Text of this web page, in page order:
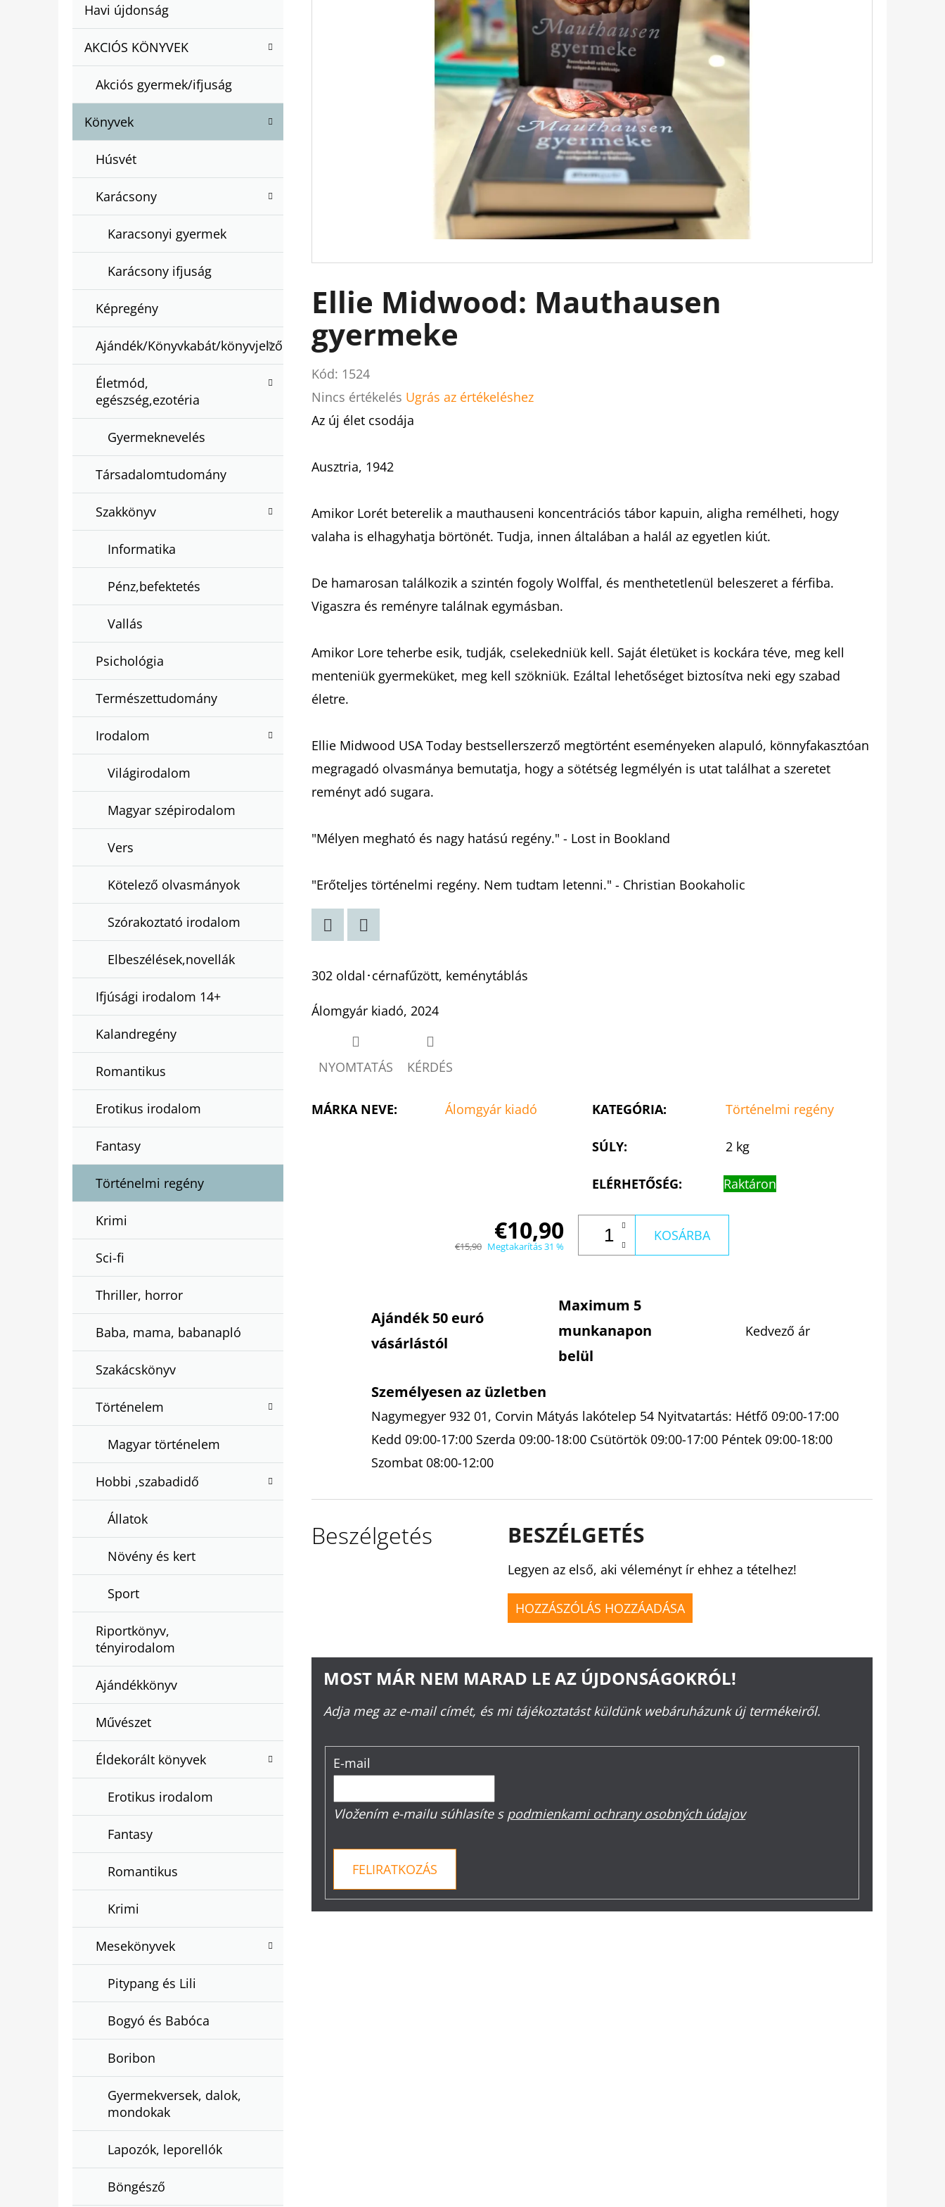
Nátugrása
T
G
R
Á
Havi újdonság
AKCIÓS KÖNYVEK
Akciós gyermek/ifjuság
Könyvek
Húsvét
Karácsony
Karacsonyi gyermek
Karácsony ifjuság
Képregény
Ajándék/Könyvkabát/könyvjelző
Életmód,
egészség,ezotéria
Gyermeknevelés
Társadalomtudomány
Szakkönyv
Informatika
Pénz,befektetés
Vallás
Psichológia
Természettudomány
Irodalom
Világirodalom
Magyar szépirodalom
Vers
Kötelező olvasmányok
Szórakoztató irodalom
Elbeszélések,novellák
Ifjúsági irodalom 14+
Kalandregény
Romantikus
Erotikus irodalom
Fantasy
Történelmi regény
Krimi
Sci-fi
Thriller, horror
Baba, mama, babanapló
Szakácskönyv
Történelem
Magyar történelem
Hobbi ,szabadidő
Állatok
Növény és kert
Sport
Riportkönyv,
tényirodalom
Ajándékkönyv
Művészet
Éldekorált könyvek
Erotikus irodalom
Fantasy
Romantikus
Krimi
Mesekönyvek
Pitypang és Lili
Bogyó és Babóca
Boribon
Gyermekversek, dalok,
mondokak
Lapozók, leporellók
Böngésző
Ellie Midwood: Mauthausen
gyermeke
Kód: 1524
A
termék
értékelése
ből
0,0
Nincs értékelés Ugrás az értékeléshez
Az új élet csodája
Ausztria, 1942
Amikor Lorét beterelik a mauthauseni koncentrációs tábor kapuin, aligha remélheti, hogy
valaha is elhagyhatja börtönét. Tudja, innen általában a halál az egyetlen kiút.
De hamarosan találkozik a szintén fogoly Wolffal, és menthetetlenül beleszeret a férfiba.
Vigaszra és reményre találnak egymásban.
Amikor Lore teherbe esik, tudják, cselekedniük kell. Saját életüket is kockára téve, meg kell
menteniük gyermeküket, meg kell szökniük. Ezáltal lehetőséget biztosítva neki egy szabad
életre.
Ellie Midwood USA Today bestsellerszerző megtörtént eseményeken alapuló, könnyfakasztóan
megragadó olvasmánya bemutatja, hogy a sötétség legmélyén is utat találhat a szeretet
reményt adó sugara.
"Mélyen megható és nagy hatású regény." - Lost in Bookland
"Erőteljes történelmi regény. Nem tudtam letenni." - Christian Bookaholic
302 oldal･cérnafűzött, keménytáblás
Álomgyár kiadó, 2024
NYOMTATÁS KÉRDÉS
MÁRKA NEVE: Álomgyár kiadó KATEGÓRIA: Történelmi regény
SÚLY: 2 kg
ELÉRHETŐSÉG: Raktáron
€10,90
€15,90 Megtakarítás 31 %
KOSÁRBA
Ajándék 50 euró
vásárlástól
Maximum 5
munkanapon
belül
Kedvező ár
Személyesen az üzletben
Nagymegyer 932 01, Corvin Mátyás lakótelep 54 Nyitvatartás: Hétfő 09:00-17:00
Kedd 09:00-17:00 Szerda 09:00-18:00 Csütörtök 09:00-17:00 Péntek 09:00-18:00
Szombat 08:00-12:00
Beszélgetés BESZÉLGETÉS
Legyen az első, aki véleményt ír ehhez a tételhez!
HOZZÁSZÓLÁS HOZZÁADÁSA
MOST MÁR NEM MARAD LE AZ ÚJDONSÁGOKRÓL!
Adja meg az e-mail címét, és mi tájékoztatást küldünk webáruházunk új termékeiről.
E-mail
Vložením e-mailu súhlasíte s podmienkami ochrany osobných údajov
FELIRATKOZÁS
BARTOS ERIKA : BOGYÓ ÉS BABÓCA
€12,50
FELFESLŐ KIRÁLYSÁG TAHEREH MAFI
EMILY IN PARIS - EMILY PÁRIZSBAN 2. -
KARTONÁLT CATHERINE KALENGULA
€10,90